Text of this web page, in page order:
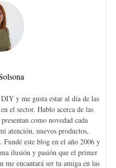
y me gusta estar al día de las
el sector. Hablo acerca de las
como novedad cada
atención, nuevos productos,
este blog en el año 2006 y
ilusión y pasión que el primer
me encantará ser tu amiga en las